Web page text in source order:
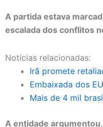
A partida estava
escalada dos conflitos
Notícias relacionadas:
Irã promete
Embaixada dos
Mais de 4 mil
A entidade